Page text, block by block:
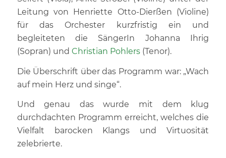
Leitung von Henriette Otto-Dierßen (Violine)
für das Orchester kurzfristig ein und
begleiteten die SängerIn Johanna Ihrig
(Sopran) und Christian Pohlers(Tenor).
Die Überschrift über das Programm war: „Wach
auf mein Herz und singe“.
Und genau das wurde mit dem klug
durchdachten Programm erreicht, welches die
Vielfalt barocken Klangs und Virtuosität
zelebrierte.